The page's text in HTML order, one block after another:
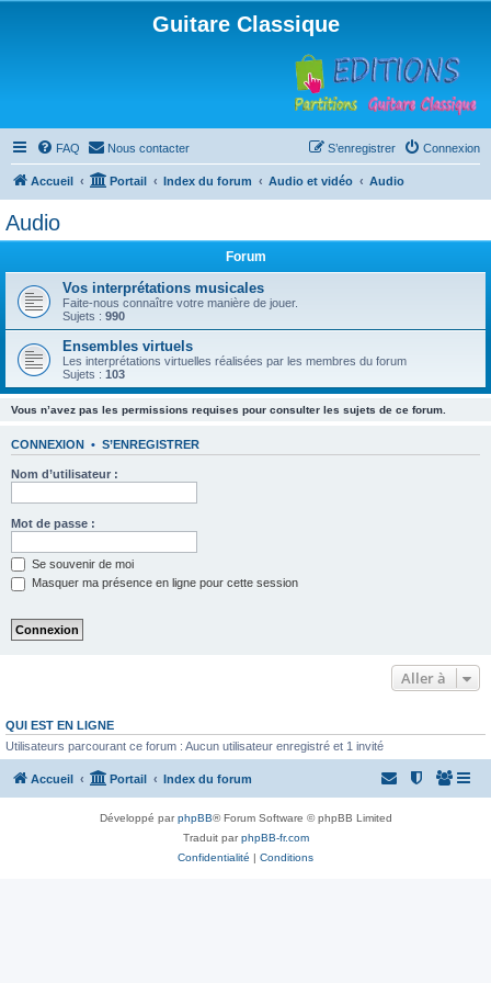
Guitare Classique
FAQ Nous contacter Connexion
S’enregistrer
Accueil Portail Index du forum Audio et vidéo Audio
Audio
Forum
Vos interprétations musicales
Faite-nous connaître votre manière de jouer.
Sujets : 990
Ensembles virtuels
Les interprétations virtuelles réalisées par les membres du forum
Sujets : 103
Vous n’avez pas les permissions requises pour consulter les sujets de ce forum.
CONNEXION • S’ENREGISTRER
Nom d’utilisateur :
Mot de passe :
Se souvenir de moi
Masquer ma présence en ligne pour cette session
Aller à
QUI EST EN LIGNE
Utilisateurs parcourant ce forum : Aucun utilisateur enregistré et 1 invité
Accueil Portail Index du forum
Développé parphpBB® Forum Software © phpBB Limited
Traduit parphpBB-fr.com
Confidentialité | Conditions